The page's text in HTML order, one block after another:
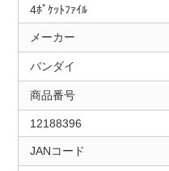
4ﾎﾟｹｯﾄﾌｧｲﾙ
メーカー
バンダイ
商品番号
12188396
JANコード